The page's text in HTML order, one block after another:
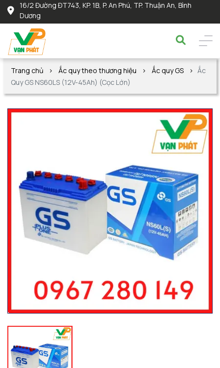
16/2 Đường ĐT743, KP. 1B, P. An Phú, TP. Thuận An, Bình
Dương
Trang chủ Ắc quy theo thương hiệu Ắc quy GS
Ắc
Quy GS NS60LS (12V-45Ah) (Cọc Lớn)